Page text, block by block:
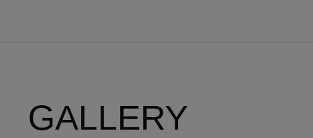
GALLERY